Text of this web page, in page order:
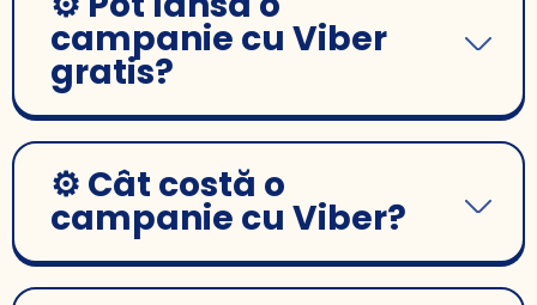
campanie cu Viber
gratis?
⚙️ Cât costă o
campanie cu Viber?